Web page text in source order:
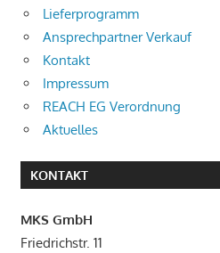
Lieferprogramm
Ansprechpartner Verkauf
Kontakt
Impressum
REACH EG Verordnung
Aktuelles
KONTAKT
MKS GmbH
Friedrichstr. 11